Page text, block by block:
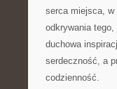
serca miejsca, w
odkrywania
duchowa
serdeczność, a
codzienność.